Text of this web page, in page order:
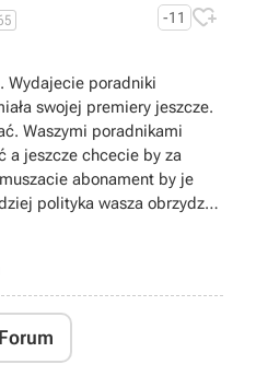
-11 
Wydajecie poradniki
swojej premiery jeszcze.
Waszymi poradnikami
a jeszcze chcecie by za
abonament by je
polityka wasza obrzydza
Forum